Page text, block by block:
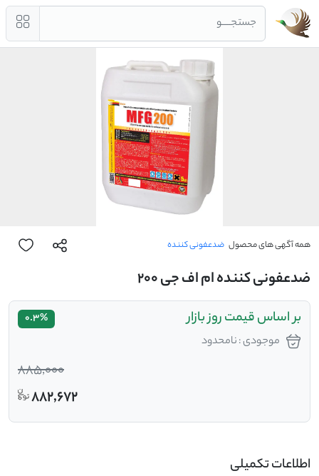
جستجــــو
همه آگهی های محصول ضدعفونی کننده
ضدعفونی کننده ام اف جی 200
بر اساس قیمت روز بازار
موجودی : نامحدود
0.3%
885,000
882,672
اطلاعات تکمیلی